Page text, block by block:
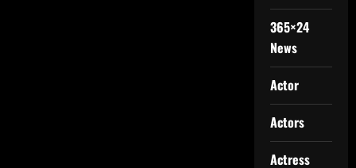
365×24
News
Actor
Actors
Actress